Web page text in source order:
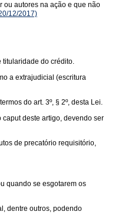
ou autores na ação e que não
12/2017)
titularidade do crédito.
a extrajudicial (escritura
do art. 3º, § 2º, desta Lei.
deste artigo, devendo ser
de precatório requisitório,
quando se esgotarem os
dentre outros, podendo